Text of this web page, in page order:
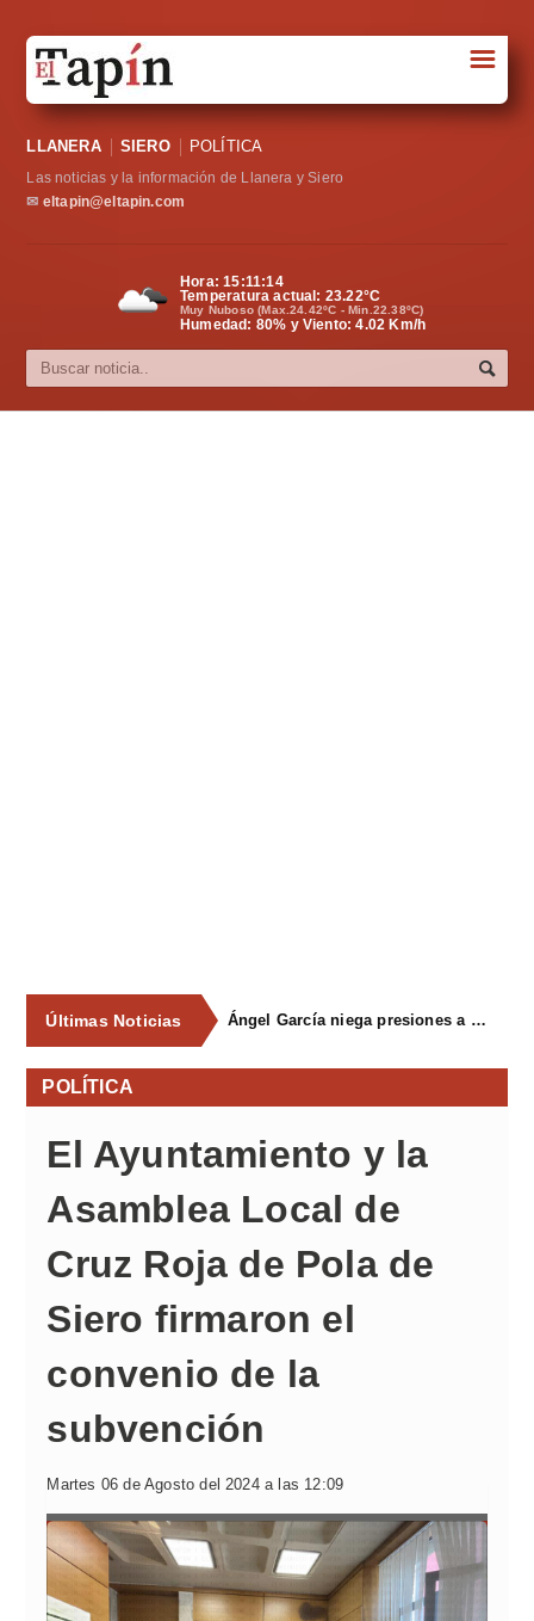
Sociedad
Política
Cultura
☰
LLANERA SIERO POLÍTICA
Las noticias y la información de Llanera y Siero
✉ eltapin@eltapin.com
Hora:15:11:14
Temperatura actual: 23.22°C
Muy Nuboso (Max.24.42ºC - Min.22.38ºC)
Humedad: 80% y Viento: 4.02 Km/h
Últimas Noticias Ángel García niega presiones a comercios y asegura que el Ayuntamiento cumple "de manera muy rigurosa" la Ley de Contratos
POLÍTICA
El Ayuntamiento y la
Asamblea Local de
Cruz Roja de Pola de
Siero firmaron el
convenio de la
subvención
Martes 06 de Agosto del 2024 a las 12:09